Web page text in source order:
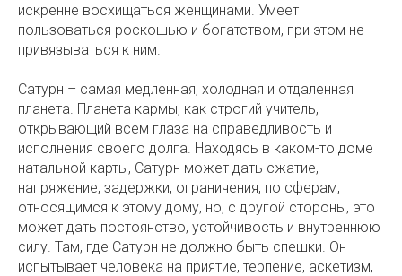
искренне восхищаться женщинами. Умеет
пользоваться роскошью и богатством, при этом не
привязываться к ним.
Сатурн – самая медленная, холодная и отдаленная
планета. Планета кармы, как строгий учитель,
открывающий всем глаза на справедливость и
исполнения своего долга. Находясь в каком-то доме
натальной карты, Сатурн может дать сжатие,
напряжение, задержки, ограничения, по сферам,
относящимся к этому дому, но, с другой стороны, это
может дать постоянство, устойчивость и внутреннюю
силу. Там, где Сатурн не должно быть спешки. Он
испытывает человека на приятие, терпение, аскетизм,